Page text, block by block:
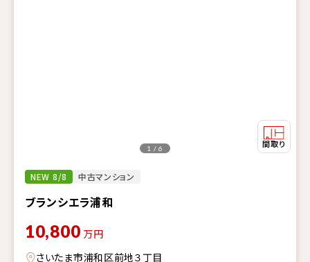
NEW 8/8 中古マンション
ブランシエラ浦和
1 / 6
10,800 万円
さいたま市浦和区前地３丁目